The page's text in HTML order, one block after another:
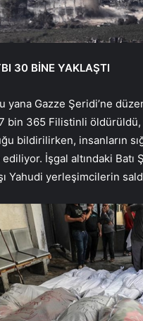
30 BİNE YAKLAŞTI
yana Gazze Şeridi’ne
bin 365 Filistinli
bildirilirken, insanların
İşgal altındaki
Yahudi yerleşimcilerin